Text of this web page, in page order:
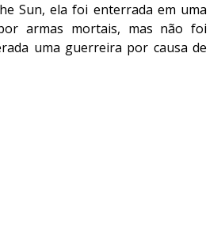
Sun, ela foi enterrada em uma
armas mortais, mas não foi
uma guerreira por causa de